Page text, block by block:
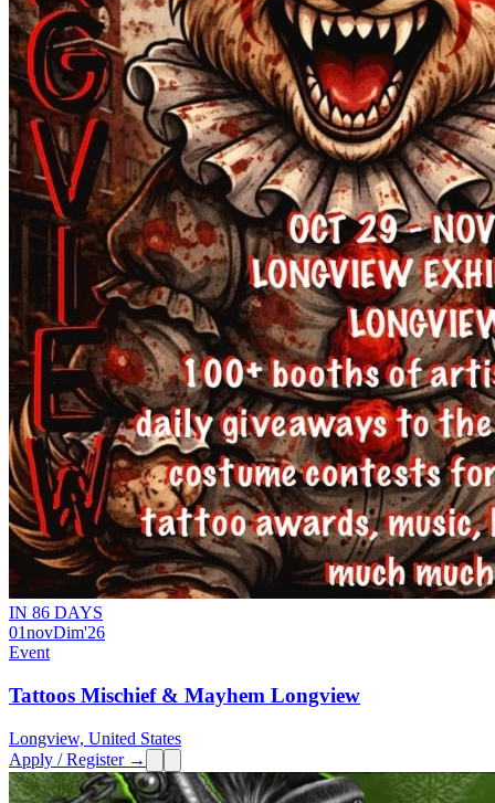
IN 86 DAYS
01novDim'26
Event
Tattoos Mischief & Mayhem Longview
Longview, United States
Apply / Register →